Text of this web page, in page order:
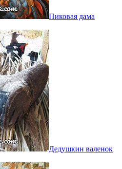
Пиковая дама
Дедушкин валенок